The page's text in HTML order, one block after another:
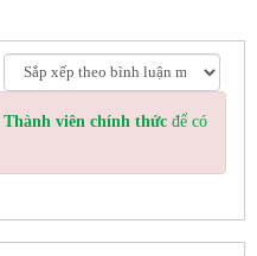
Thành viên chính thức để có